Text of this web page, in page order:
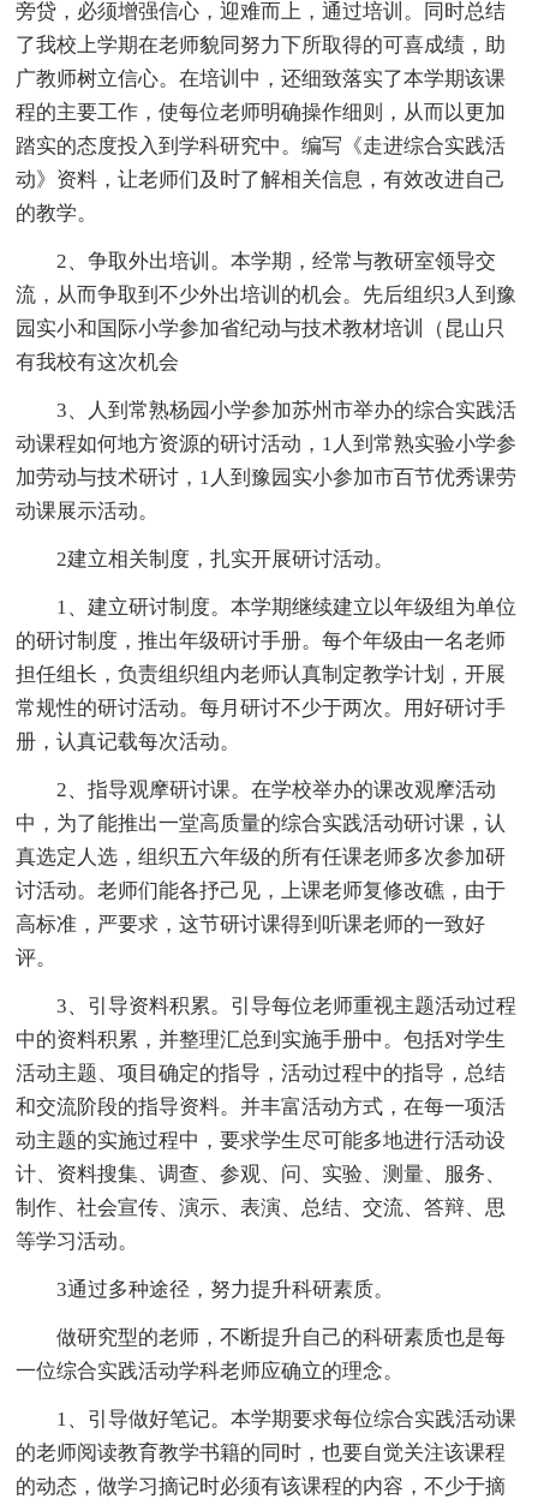
旁贷，必须增强信心，迎难而上，通过培训。同时总结
了我校上学期在老师貌同努力下所取得的可喜成绩，助
广教师树立信心。在培训中，还细致落实了本学期该课
程的主要工作，使每位老师明确操作细则，从而以更加
踏实的态度投入到学科研究中。编写《走进综合实践活
动》资料，让老师们及时了解相关信息，有效改进自己
的教学。
2、争取外出培训。本学期，经常与教研室领导交
流，从而争取到不少外出培训的机会。先后组织3人到豫
园实小和国际小学参加省纪动与技术教材培训（昆山只
有我校有这次机会
3、人到常熟杨园小学参加苏州市举办的综合实践活
动课程如何地方资源的研讨活动，1人到常熟实验小学参
加劳动与技术研讨，1人到豫园实小参加市百节优秀课劳
动课展示活动。
2建立相关制度，扎实开展研讨活动。
1、建立研讨制度。本学期继续建立以年级组为单位
的研讨制度，推出年级研讨手册。每个年级由一名老师
担任组长，负责组织组内老师认真制定教学计划，开展
常规性的研讨活动。每月研讨不少于两次。用好研讨手
册，认真记载每次活动。
2、指导观摩研讨课。在学校举办的课改观摩活动
中，为了能推出一堂高质量的综合实践活动研讨课，认
真选定人选，组织五六年级的所有任课老师多次参加研
讨活动。老师们能各抒己见，上课老师复修改礁，由于
高标准，严要求，这节研讨课得到听课老师的一致好
评。
3、引导资料积累。引导每位老师重视主题活动过程
中的资料积累，并整理汇总到实施手册中。包括对学生
活动主题、项目确定的指导，活动过程中的指导，总结
和交流阶段的指导资料。并丰富活动方式，在每一项活
动主题的实施过程中，要求学生尽可能多地进行活动设
计、资料搜集、调查、参观、问、实验、测量、服务、
制作、社会宣传、演示、表演、总结、交流、答辩、思
等学习活动。
3通过多种途径，努力提升科研素质。
做研究型的老师，不断提升自己的科研素质也是每
一位综合实践活动学科老师应确立的理念。
1、引导做好笔记。本学期要求每位综合实践活动课
的老师阅读教育教学书籍的同时，也要自觉关注该课程
的动态，做学习摘记时必须有该课程的内容，不少于摘